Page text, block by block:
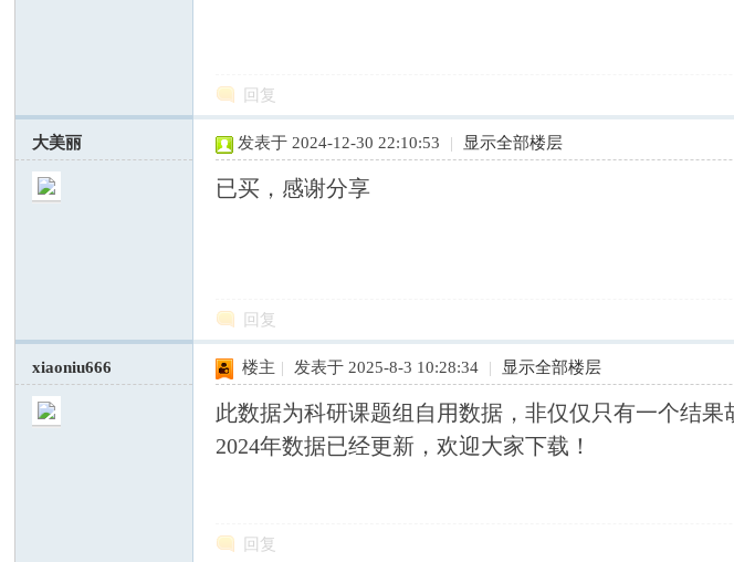
回复
大美丽 发表于 2024-12-30 22:10:53 | 显示全部楼层
已买，感谢分享
回复
xiaoniu666 楼主 | 发表于 2025-8-3 10:28:34 | 显示全部楼层
此数据为科研课题组自用数据，非仅仅只有一个结果
2024年数据已经更新，欢迎大家下载！
回复